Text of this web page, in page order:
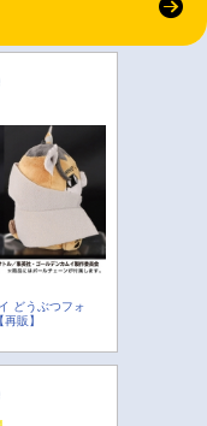
どうぶつフォ
販】